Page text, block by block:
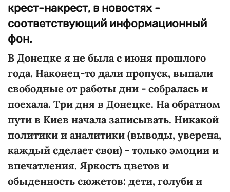
крест-накрест, в новостях -
соответствующий информационный
фон.
В Донецке я не была с июня прошлого
года. Наконец-то дали пропуск, выпали
свободные от работы дни - собралась и
поехала. Три дня в Донецке. На обратном
пути в Киев начала записывать. Никакой
политики и аналитики (выводы, уверена,
каждый сделает свои) - только эмоции и
впечатления. Яркость цветов и
обыденность сюжетов: дети, голуби и